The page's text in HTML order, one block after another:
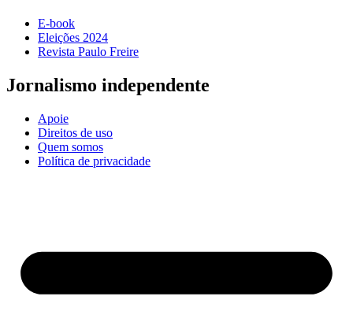
E-book
Eleições 2024
Revista Paulo Freire
Jornalismo independente
Apoie
Direitos de uso
Quem somos
Política de privacidade